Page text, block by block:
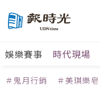
娛樂賽事 時代現場
＃鬼月行銷 ＃美琪樂皂